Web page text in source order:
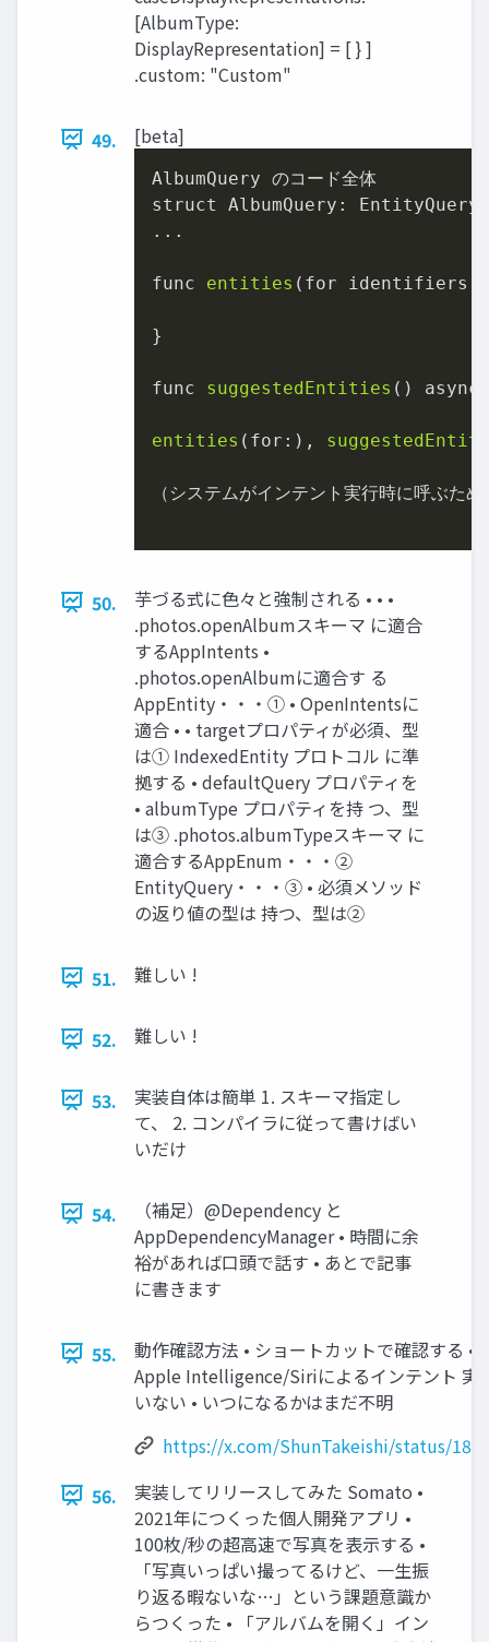
[AlbumType:
DisplayRepresentation] = [ } ]
.custom: "Custom"
49. [beta]
AlbumQuery のコード全体
struct AlbumQuery:
...
func entities (for identifiers:
}
func suggestedEntities ()
entities (for:),
（システムがインテント実行時に呼ぶた
50.
芋づる式に色々と強制される • • •
.photos.openAlbumスキーマ に適合
するAppIntents •
.photos.openAlbumに適合す る
AppEntity・・・① • OpenIntentsに
適合 • • targetプロパティが必須、型
は① IndexedEntity プロトコル に準
拠する • defaultQuery プロパティを
• albumType プロパティを持 つ、型
は③ .photos.albumTypeスキーマ に
適合するAppEnum・・・②
EntityQuery・・・③ • 必須メソッド
の返り値の型は 持つ、型は②
51. 難しい !
52. 難しい !
53.
実装自体は簡単 1. スキーマ指定し
て、 2. コンパイラに従って書けばい
いだけ
54.
（補足）@Dependency と
AppDependencyManager • 時間に余
裕があれば口頭で話す • あとで記事
に書きます
55.
動作確認方法 • ショートカットで確認する •
Apple Intelligence/Siriによるインテント 実
いない • いつになるかはまだ不明
https://x.com/ShunTakeishi/status/
56.
実装してリリースしてみた Somato •
2021年につくった個人開発アプリ •
100枚/秒の超高速で写真を表示する •
「写真いっぱい撮ってるけど、一生振
り返る暇ないな…」という課題意識か
らつくった • 「アルバムを開く」イン